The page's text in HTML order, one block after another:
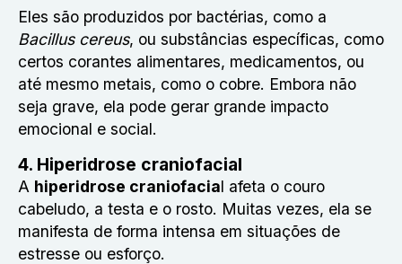
Eles são produzidos por bactérias, como a
Bacillus cereus, ou substâncias específicas, como
certos corantes alimentares, medicamentos, ou
até mesmo metais, como o cobre. Embora não
seja grave, ela pode gerar grande impacto
emocional e social.
4. Hiperidrose craniofacial
A hiperidrose craniofacial afeta o couro
cabeludo, a testa e o rosto. Muitas vezes, ela se
manifesta de forma intensa em situações de
estresse ou esforço.